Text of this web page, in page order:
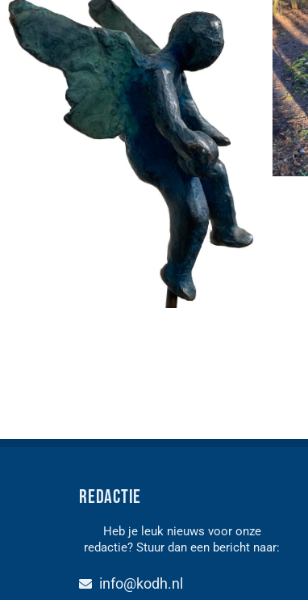
Redactie
Heb je leuk nieuws voor onze
redactie? Stuur dan een bericht naar:
info@kodh.nl